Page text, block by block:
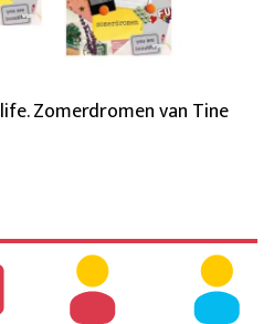
Zomerdromen van Tine